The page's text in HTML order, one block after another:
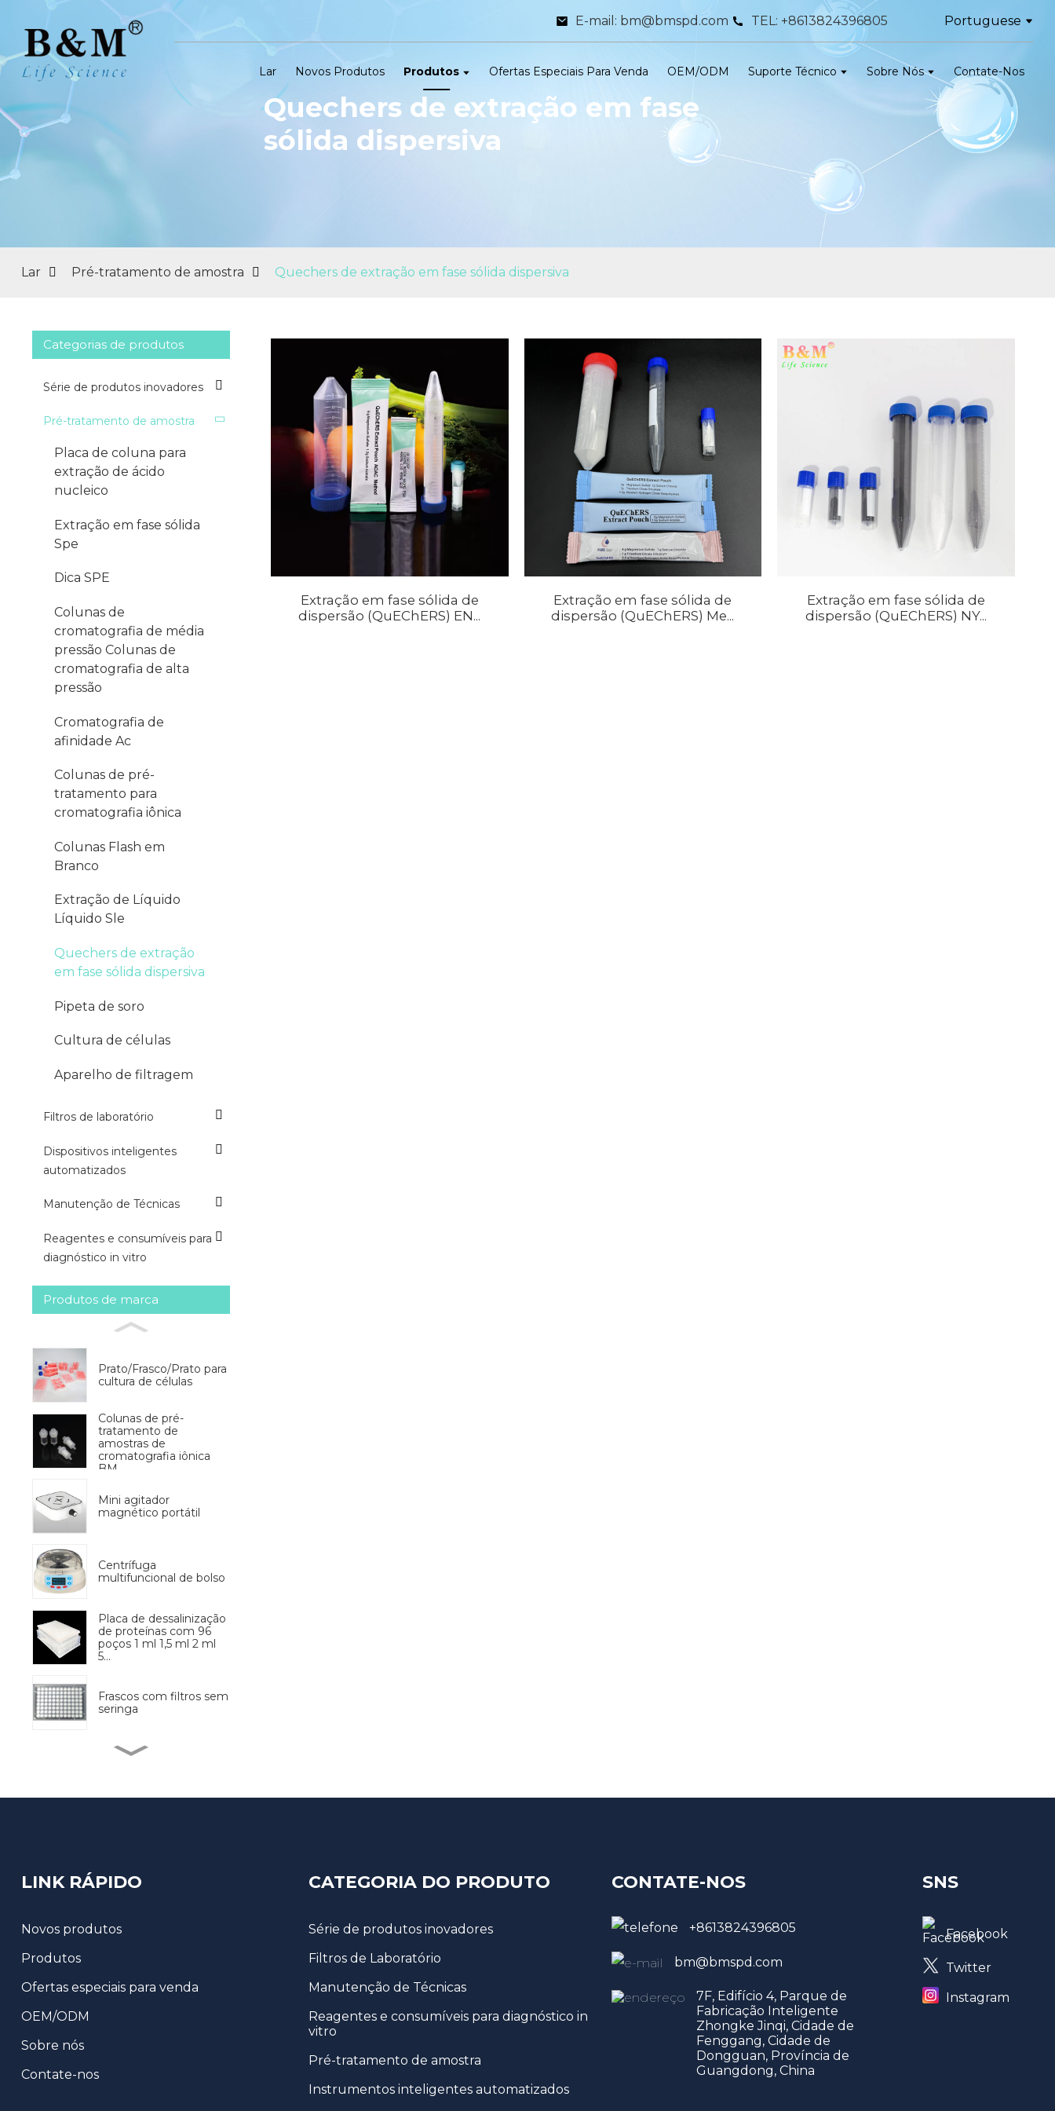
E-mail: bm@bmspd.com TEL: +8613824396805 Portuguese
Lar Novos Produtos Produtos Ofertas Especiais Para Venda OEM/ODM Suporte Técnico Sobre Nós Contate-Nos
Quechers de extração em fase
sólida dispersiva
Lar Pré-tratamento de amostra Quechers de extração em fase sólida dispersiva
Categorias de produtos
Série de produtos inovadores
Pré-tratamento de amostra
Placa de coluna para
extração de ácido
nucleico
Extração em fase sólida
Spe
Dica SPE
Colunas de
cromatografia de média
pressão Colunas de
cromatografia de alta
pressão
Cromatografia de
afinidade Ac
Colunas de pré-
tratamento para
cromatografia iônica
Colunas Flash em
Branco
Extração de Líquido
Líquido Sle
Quechers de extração
em fase sólida dispersiva
Pipeta de soro
Cultura de células
Aparelho de filtragem
Filtros de laboratório
Dispositivos inteligentes
automatizados
Manutenção de Técnicas
Reagentes e consumíveis para
diagnóstico in vitro
Produtos de marca
Prato/Frasco/Prato para
cultura de células
Colunas de pré-
tratamento de
amostras de
cromatografia iônica
BM
Mini agitador
magnético portátil
Centrífuga
multifuncional de bolso
Placa de dessalinização
de proteínas com 96
poços 1 ml 1,5 ml 2 ml
5...
Frascos com filtros sem
seringa
Pré-processador de
Kit de teste de ouro
Extração em fase sólida de
dispersão (QuEChERS) EN...
Extração em fase sólida de
dispersão (QuEChERS) Me...
Extração em fase sólida de
dispersão (QuEChERS) NY...
LINK RÁPIDO
Novos produtos
Produtos
Ofertas especiais para venda
OEM/ODM
Sobre nós
Contate-nos
CATEGORIA DO PRODUTO
Série de produtos inovadores
Filtros de Laboratório
Manutenção de Técnicas
Reagentes e consumíveis para diagnóstico in
vitro
Pré-tratamento de amostra
Instrumentos inteligentes automatizados
CONTATE-NOS
+8613824396805
bm@bmspd.com
7F, Edifício 4, Parque de
Fabricação Inteligente
Zhongke Jinqi, Cidade de
Fenggang, Cidade de
Dongguan, Província de
Guangdong, China
SNS
Facebook
Twitter
Instagram